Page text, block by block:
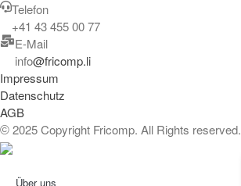
Telefon
+41 43 455 00 77
E-Mail
info@fricomp.li
Impressum
Datenschutz
AGB
© 2025 Copyright Fricomp. All Rights reserved.
Über uns